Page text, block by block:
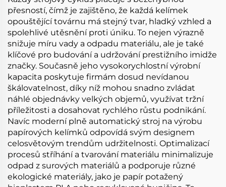
přesností, čímž je zajištěno, že každá kelímek
opouštějící továrnu má stejný tvar, hladký vzhled a
spolehlivé utěsnění proti úniku. To nejen výrazně
snižuje míru vady a odpadu materiálu, ale je také
klíčové pro budování a udržování prestižního imidže
značky. Současně jeho vysokorychlostní výrobní
kapacita poskytuje firmám dosud nevídanou
škálovatelnost, díky níž mohou snadno zvládat
náhlé objednávky velkých objemů, využívat tržní
příležitosti a dosahovat rychlého růstu podnikání.
Navíc moderní plně automatický stroj na výrobu
papírových kelímků odpovídá svým designem
celosvětovým trendům udržitelnosti. Optimalizací
procesů stříhání a tvarování materiálu minimalizuje
odpad z surových materiálů a podporuje různé
ekologické materiály, jako je papír potažený